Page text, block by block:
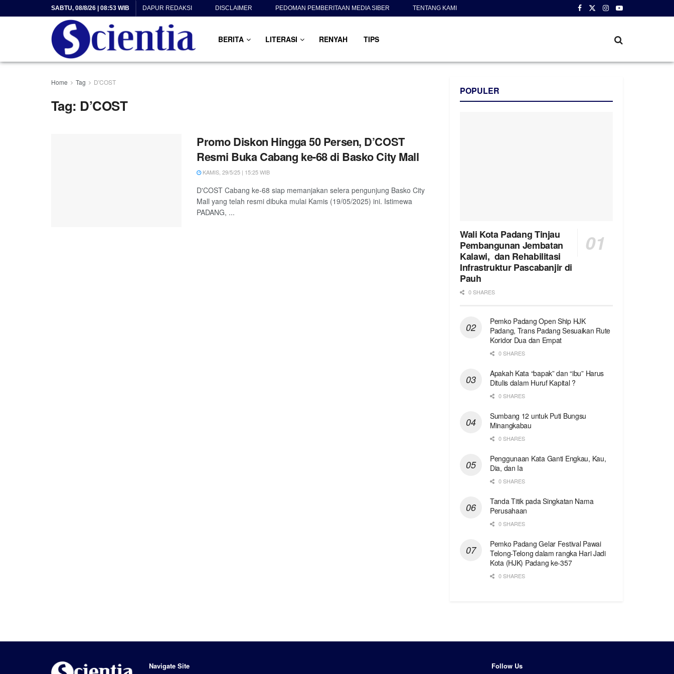
SABTU, 08/8/26 | 08:53 WIB DAPUR REDAKSI DISCLAIMER PEDOMAN PEMBERITAAN MEDIA SIBER TENTANG KAMI
BERITA LITERASI RENYAH TIPS
Home Tag D'COST
Tag: D’COST
Promo Diskon Hingga 50 Persen, D’COST
Resmi Buka Cabang ke-68 di Basko City Mall
KAMIS, 29/5/25 | 15:25 WIB
D'COST Cabang ke-68 siap memanjakan selera pengunjung Basko City
Mall yang telah resmi dibuka mulai Kamis (19/05/2025) ini. Istimewa
PADANG, ...
POPULER
Wali Kota Padang Tinjau
Pembangunan Jembatan
Kalawi, dan Rehabilitasi
Infrastruktur Pascabanjir di
Pauh
0 SHARES
Pemko Padang Open Ship HJK
Padang, Trans Padang Sesuaikan Rute
Koridor Dua dan Empat
0 SHARES
Apakah Kata “bapak” dan “ibu” Harus
Ditulis dalam Huruf Kapital ?
0 SHARES
Sumbang 12 untuk Puti Bungsu
Minangkabau
0 SHARES
Penggunaan Kata Ganti Engkau, Kau,
Dia, dan Ia
0 SHARES
Tanda Titik pada Singkatan Nama
Perusahaan
0 SHARES
Pemko Padang Gelar Festival Pawai
Telong-Telong dalam rangka Hari Jadi
Kota (HJK) Padang ke-357
0 SHARES
Navigate Site Follow Us